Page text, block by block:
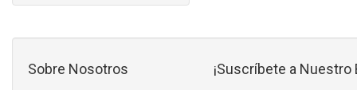
Sobre Nosotros ¡Suscríbete a Nuestro